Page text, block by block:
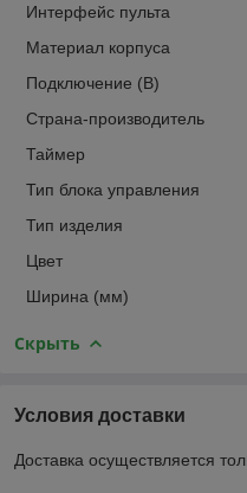
Интерфейс пульта
Материал корпуса
Подключение (В)
Страна-производитель
Таймер
Тип блока управления
Тип изделия
Цвет
Ширина (мм)
Скрыть
Условия доставки
Доставка осуществляется